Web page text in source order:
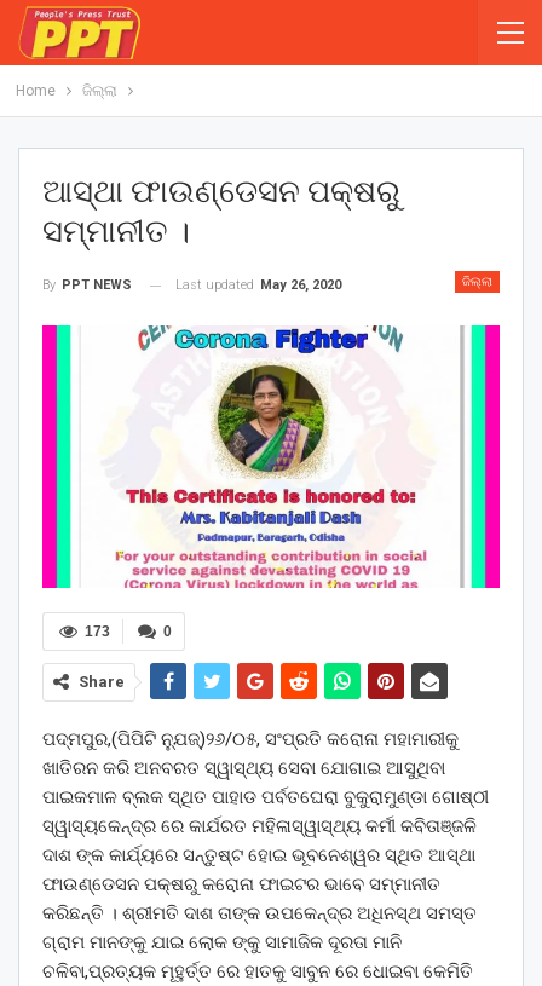
Home ଜିଲ୍ଲା
ଆସ୍ଥା ଫାଉଣ୍ଡେସନ ପକ୍ଷରୁ
ସମ୍ମାନୀତ ।
ଜିଲ୍ଲା
By PPT NEWS Last updated May 26, 2020
0
173
Share
ପଦ୍ମପୁର,(ପିପିଟି ନ୍ଯୁଜ୍)୨୬/୦୫, ସଂପ୍ରତି କରୋନା ମହାମାରୀକୁ
ଖାତିରନ କରି ଅନବରତ ସ୍ୱାସ୍ଥ୍ୟ ସେବା ଯୋଗାଇ ଆସୁଥିବା
ପାଇକମାଳ ବ୍ଲକ ସ୍ଥିତ ପାହାଡ ପର୍ବତଘେରା ବୁକୁରାମୁଣ୍ଡା ଗୋଷ୍ଠୀ
ସ୍ୱାସ୍ୟକେନ୍ଦ୍ର ରେ କାର୍ଯରତ ମହିଳାସ୍ୱାସ୍ଥ୍ୟ କର୍ମୀ କବିତାଞ୍ଜଳି
ଦାଶ ଙ୍କ କାର୍ଯ୍ୟରେ ସନ୍ତୁଷ୍ଟ ହୋଇ ଭୂବନେଶ୍ୱର ସ୍ଥିତ ଆସ୍ଥା
ଫାଉଣ୍ଡେସନ ପକ୍ଷରୁ କରୋନା ଫାଇଟର ଭାବେ ସମ୍ମାନୀତ
କରିଛନ୍ତି । ଶ୍ରୀମତି ଦାଶ ତାଙ୍କ ଉପକେନ୍ଦ୍ର ଅଧିନସ୍ଥ ସମସ୍ତ
ଗ୍ରାମ ମାନଙ୍କୁ ଯାଇ ଲୋକ ଙ୍କୁ ସାମାଜିକ ଦୂରତା ମାନି
ଚଳିବା,ପ୍ରତ୍ୟକ ମୂହୁର୍ତ୍ତ ରେ ହାତକୁ ସାବୁନ ରେ ଧୋଇବା କେମିତି